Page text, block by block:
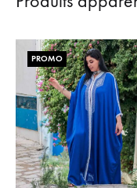
PROMO